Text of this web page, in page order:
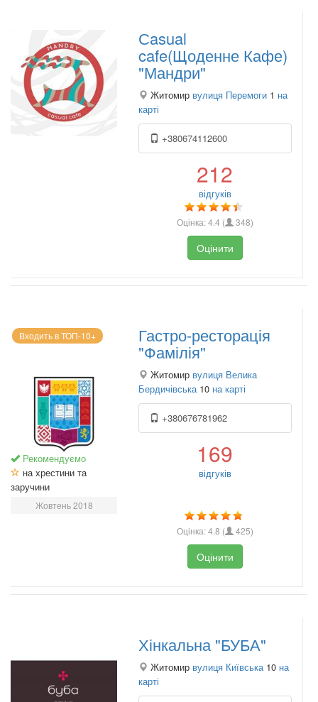
Сasual
cafe(Щоденне Кафе)
"Мандри"
Житомир вулиця Перемоги 1 на
карті
+380674112600
212
відгуків
Оцінка:4.4 ( 348)
Оцінити
Входить в ТОП-10+
Рекомендуємо
на хрестини та
заручини
Жовтень 2018
Гастро-ресторація
"Фамілія"
Житомир вулиця Велика
Бердичівська10 на карті
+380676781962
169
відгуків
Оцінка:4.8 ( 425)
Оцінити
Хінкальна "БУБА"
Житомир вулиця Київська 10 на
карті